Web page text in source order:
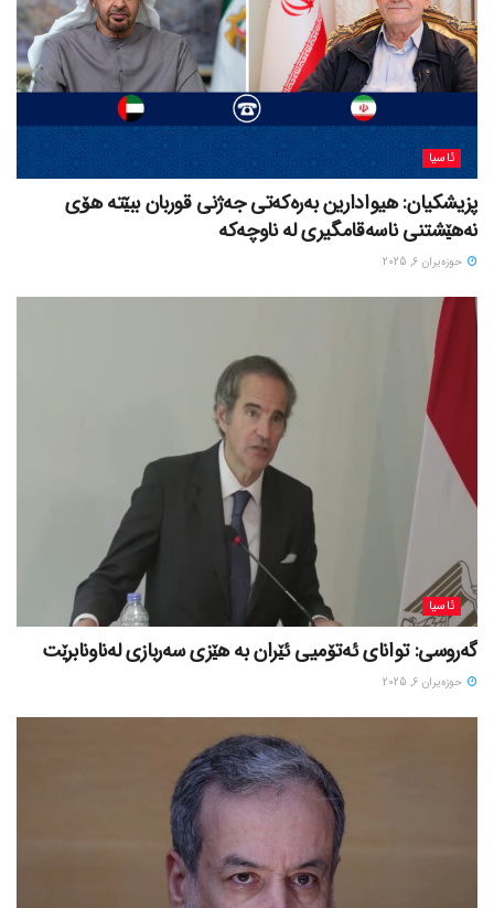
ئاسیا
پزیشکیان: هیوادارین بەرەکەتی جەژنی قوربان ببێتە هۆی
نەهێشتنی ناسەقامگیری لە ناوچەکە
حوزه‌یران 6, 2025
ئاسیا
گەروسی: توانای ئەتۆمیی ئێران بە هێزی سەربازی لەناونابرێت
حوزه‌یران 6, 2025